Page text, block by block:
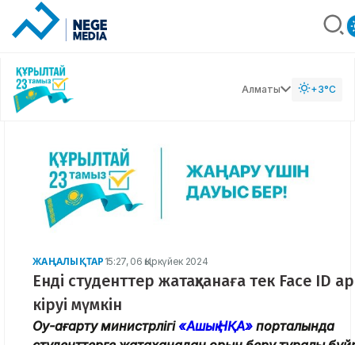
Алматы +3°C
ЖАҢАЛЫҚТАР 15:27, 06 Қыркүйек 2024
Енді студенттер жатақханаға тек Face ID
кіруі мүмкін
Оқу-ағарту министрлігі«Ашық НҚА» порталында